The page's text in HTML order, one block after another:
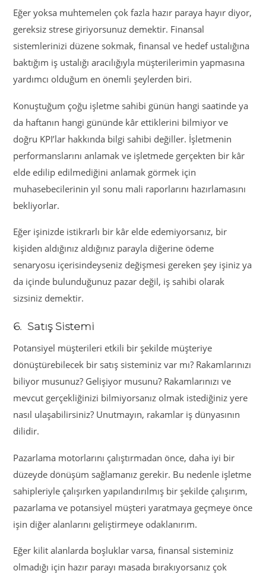
Eğer yoksa muhtemelen çok fazla hazır paraya hayır diyor,
gereksiz strese giriyorsunuz demektir. Finansal
sistemlerinizi düzene sokmak, finansal ve hedef ustalığına
baktığım iş ustalığı aracılığıyla müşterilerimin yapmasına
yardımcı olduğum en önemli şeylerden biri.
Konuştuğum çoğu işletme sahibi günün hangi saatinde ya
da haftanın hangi gününde kâr ettiklerini bilmiyor ve
doğru KPI’lar hakkında bilgi sahibi değiller. İşletmenin
performanslarını anlamak ve işletmede gerçekten bir kâr
elde edilip edilmediğini anlamak görmek için
muhasebecilerinin yıl sonu mali raporlarını hazırlamasını
bekliyorlar.
Eğer işinizde istikrarlı bir kâr elde edemiyorsanız, bir
kişiden aldığınız aldığınız parayla diğerine ödeme
senaryosu içerisindeyseniz değişmesi gereken şey işiniz ya
da içinde bulunduğunuz pazar değil, iş sahibi olarak
sizsiniz demektir.
6. Satış Sistemi
Potansiyel müşterileri etkili bir şekilde müşteriye
dönüştürebilecek bir satış sisteminiz var mı? Rakamlarınızı
biliyor musunuz? Gelişiyor musunu? Rakamlarınızı ve
mevcut gerçekliğinizi bilmiyorsanız olmak istediğiniz yere
nasıl ulaşabilirsiniz? Unutmayın, rakamlar iş dünyasının
dilidir.
Pazarlama motorlarını çalıştırmadan önce, daha iyi bir
düzeyde dönüşüm sağlamanız gerekir. Bu nedenle işletme
sahipleriyle çalışırken yapılandırılmış bir şekilde çalışırım,
pazarlama ve potansiyel müşteri yaratmaya geçmeye önce
işin diğer alanlarını geliştirmeye odaklanırım.
Eğer kilit alanlarda boşluklar varsa, finansal sisteminiz
olmadığı için hazır parayı masada bırakıyorsanız çok